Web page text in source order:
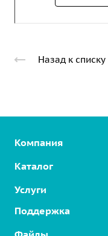
Назад к списку
Компания
Каталог
SIP-телефоны
Linkvil беспроводные
Услуги
Облачные решения
Интерком на шоссе
Поддержка